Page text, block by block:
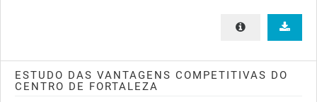
ESTUDO DAS VANTAGENS COMPETITIVAS DO
CENTRO DE FORTALEZA